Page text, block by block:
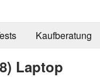
Kaufberatung
Laptop